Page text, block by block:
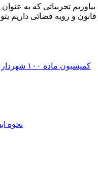
و رویه قضائی
کمیسیون ماده ۱۰۰ شهرداری | اعتراض به رای، جریمه و تخریب + وکیل دیوان عدالت اداری
نحوه